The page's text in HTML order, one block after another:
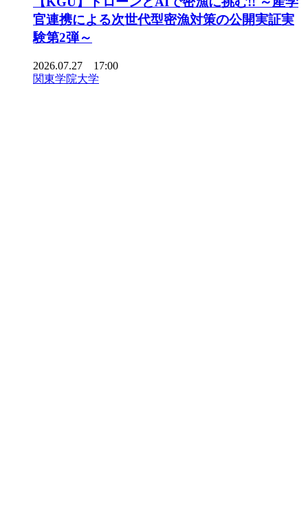
官連携による次世代型密漁対策の公開実証実
験第2弾～
2026.07.27 17:00
関東学院大学